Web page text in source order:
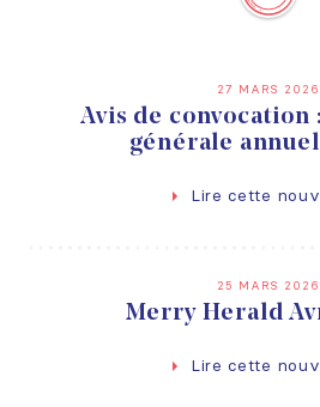
27 MARS 2026
Avis de convocation
générale
Lire cette
25 MARS 2026
Merry Herald
Lire cette